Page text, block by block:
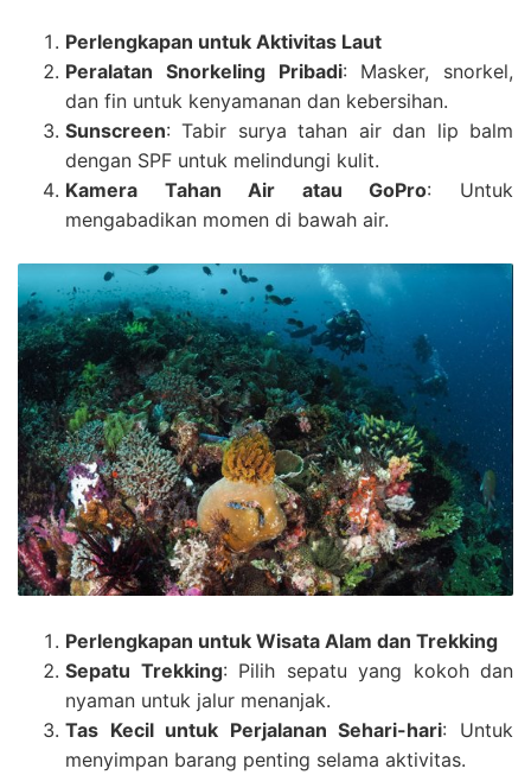
Perlengkapan untuk Aktivitas Laut
Peralatan Snorkeling Pribadi: Masker, snorkel,
dan fin untuk kenyamanan dan kebersihan.
Sunscreen: Tabir surya tahan air dan lip balm
dengan SPF untuk melindungi kulit.
Kamera Tahan Air atau GoPro: Untuk
mengabadikan momen di bawah air.
Perlengkapan untuk Wisata Alam dan Trekking
Sepatu Trekking: Pilih sepatu yang kokoh dan
nyaman untuk jalur menanjak.
Tas Kecil untuk Perjalanan Sehari-hari: Untuk
menyimpan barang penting selama aktivitas.